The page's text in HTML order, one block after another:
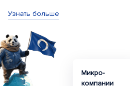
Узнать больше
Микро-
компании